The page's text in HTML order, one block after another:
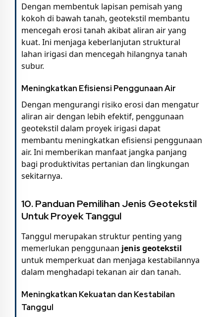
Dengan membentuk lapisan pemisah yang
kokoh di bawah tanah, geotekstil membantu
mencegah erosi tanah akibat aliran air yang
kuat. Ini menjaga keberlanjutan struktural
lahan irigasi dan mencegah hilangnya tanah
subur.
Meningkatkan Efisiensi Penggunaan Air
Dengan mengurangi risiko erosi dan mengatur
aliran air dengan lebih efektif, penggunaan
geotekstil dalam proyek irigasi dapat
membantu meningkatkan efisiensi penggunaan
air. Ini memberikan manfaat jangka panjang
bagi produktivitas pertanian dan lingkungan
sekitarnya.
10.Panduan Pemilihan Jenis Geotekstil
Untuk Proyek Tanggul
Tanggul merupakan struktur penting yang
memerlukan penggunaan jenis geotekstil
untuk memperkuat dan menjaga kestabilannya
dalam menghadapi tekanan air dan tanah.
Meningkatkan Kekuatan dan Kestabilan
Tanggul